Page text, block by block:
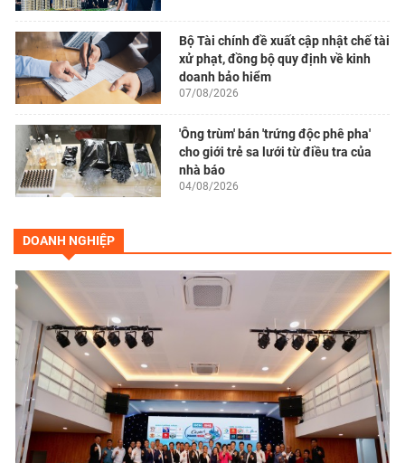
Bộ Tài chính đề xuất cập nhật chế tài
xử phạt, đồng bộ quy định về kinh
doanh bảo hiểm
07/08/2026
'Ông trùm' bán 'trứng độc phê pha'
cho giới trẻ sa lưới từ điều tra của
nhà báo
04/08/2026
DOANH NGHIỆP